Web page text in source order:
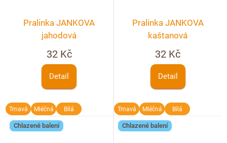
Pralinka JANKOVA
jahodová
32 Kč
Detail
Tmavá Mléčná Bílá
Pralinka JANKOVA
kaštanová
32 Kč
Detail
Tmavá Mléčná Bílá
Chlazené balení Chlazené balení